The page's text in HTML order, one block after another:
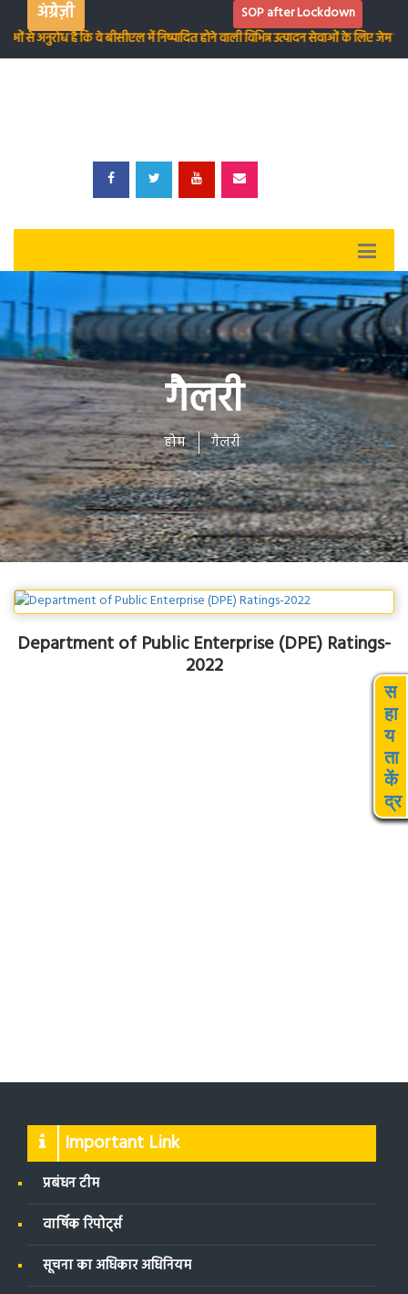
स
हा
य
ता
कें
द्र
अंग्रेज़ी
SOP after Lockdown
से अनुरोध है कि वे बीसीएल में निष्पादित होने वाली विभिन्न उत्पादन सेवाओं के लिए जेम
गैलरी
होम गैलरी
Department of Public Enterprise (DPE) Ratings-
2022
Important Link
प्रबंधन टीम
वार्षिक रिपोर्ट्स
सूचना का अधिकार अधिनियम